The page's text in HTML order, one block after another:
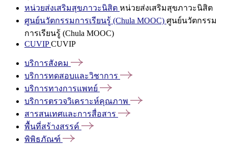
หน่วยส่งเสริมสุขภาวะนิสิต หน่วยส่งเสริมสุขภาวะนิสิต
ศูนย์นวัตกรรมการเรียนรู้ (Chula MOOC) ศูนย์นวัตกรรม
การเรียนรู้ (Chula MOOC)
CUVIPCUVIP
บริการสังคม
บริการทดสอบและวิชาการ
บริการทางการแพทย์
บริการตรวจวิเคราะห์คุณภาพ
สารสนเทศและการสื่อสาร
พื้นที่สร้างสรรค์
พิพิธภัณฑ์